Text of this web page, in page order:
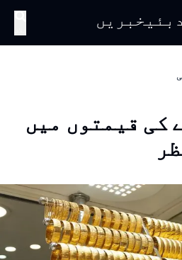
دبئیخبریں
کی قیمتوں میں